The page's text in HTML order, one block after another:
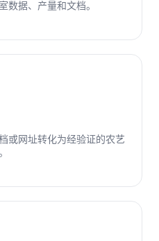
数据、产量和文档。
或网址转化为经验证的农艺